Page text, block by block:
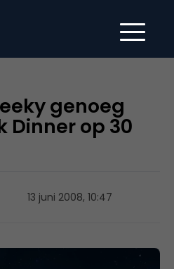
genoeg
Dinner op 30
13 juni 2008, 10:47